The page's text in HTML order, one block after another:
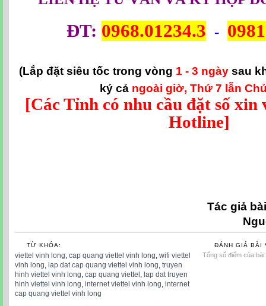
ĐT: 0968.01234.3 -
(Lắp đặt siêu tốc trong vòng 1 - 3 ngày sau
ký cả ngoài giờ, Thứ 7 lẫn
[Các Tỉnh có nhu cầu đặt số xin
Hotline]
Tác giả
TỪ KHÓA:
viettel vinh long cap quang viettel vinh long wifi viettel
vinh long lap dat cap quang viettel vinh long truyen
hinh viettel vinh long cap quang viettel lap dat truyen
hinh viettel vinh long internet viettel vinh long internet
cap quang viettel vinh long
ĐÁNH GIÁ BÀI
Tổng số điểm của